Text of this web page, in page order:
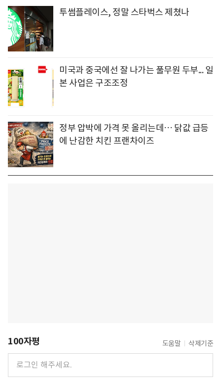
투썸플레이스, 정말 스타벅스 제쳤나
미국과 중국에선 잘 나가는 풀무원 두부... 일
본 사업은 구조조정
정부 압박에 가격 못 올리는데… 닭값 급등
에 난감한 치킨 프랜차이즈
100자평 도움말 삭제기준